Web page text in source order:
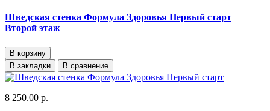
Шведская стенка Формула Здоровья Первый старт
Второй этаж
В корзину
В закладки
В сравнение
8 250.00 р.